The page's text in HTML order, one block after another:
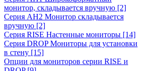
монитор, складывается вручную [2]
Серия AH2 Монитор складывается
вручную [2]
Серия RISE Настенные мониторы [14]
Серия DROP Мониторы для установки
в стену [15]
Опции для мониторов серии RISE и